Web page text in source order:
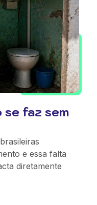
faz sem
e essa falta
diretamente